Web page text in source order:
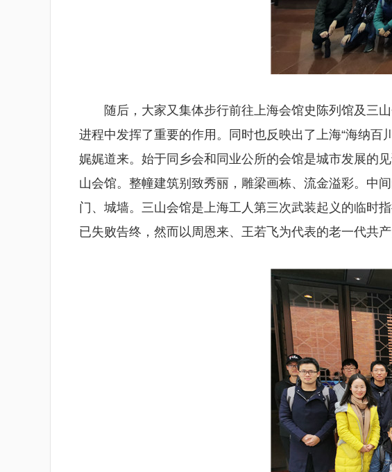
随后，大家又集体步行前往上海会馆史陈列馆及三
进程中发挥了重要的作用。同时也反映出了上海“海纳
娓娓道来。始于同乡会和同业公所的会馆是城市发展的
山会馆。整幢建筑别致秀丽，雕梁画栋、流金溢彩。中
门、城墙。三山会馆是上海工人第三次武装起义的临时
已失败告终，然而以周恩来、王若飞为代表的老一代共